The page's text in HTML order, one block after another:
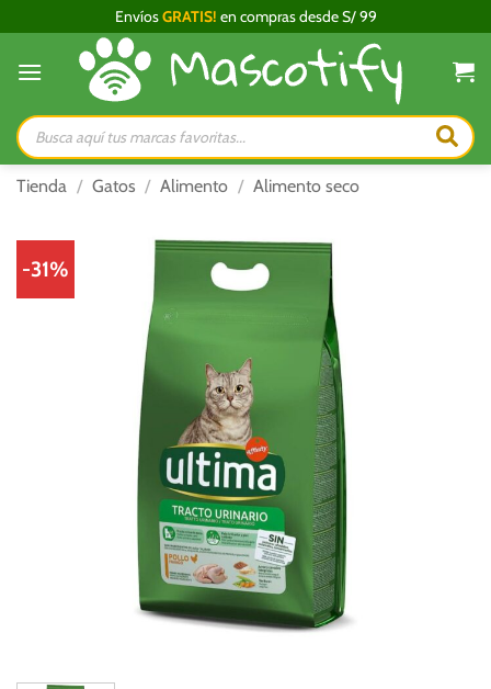
al
contenido
EnvíosGRATIS! en compras desde S/ 99
Búsqueda
de
productos
Tienda / Gatos / Alimento / Alimento seco
-31%